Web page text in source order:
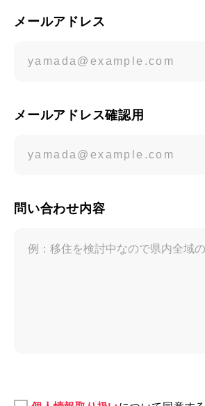
メールアドレス
メールアドレス確認用
問い合わせ内容